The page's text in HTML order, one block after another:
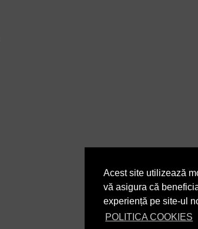
Acest site utilizează
vă asigura că
experiență pe site-ul
POLITICA COOKIES